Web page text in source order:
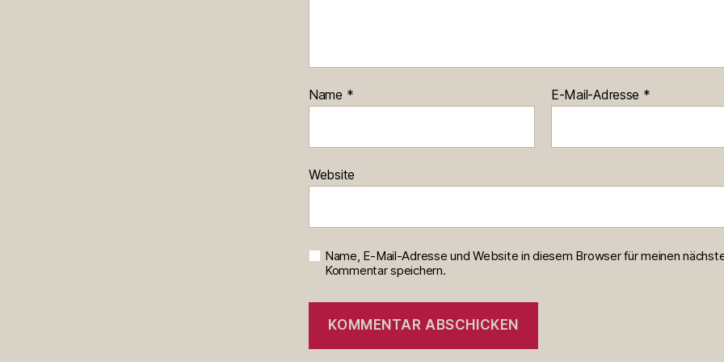
Name * E-Mail-Adresse *
Website
Name, E-Mail-Adresse und Website in diesem Browser für meinen
Kommentar speichern.